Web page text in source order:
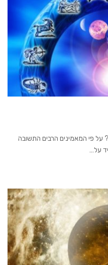
על פי המאמינים הרבים התשובה
על…